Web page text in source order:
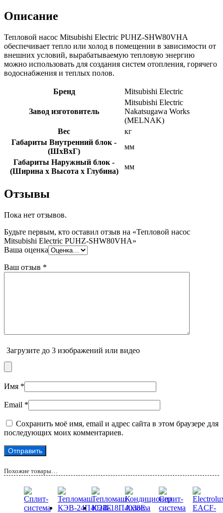
Описание
Тепловой насос Mitsubishi Electric PUHZ-SHW80VHA
обеспечивает тепло или холод в помещении в зависимости от
внешних условий, вырабатываемую тепловую энергию
можно использовать для создания систем отопления, горячего
водоснабжения и теплых полов.
Бренд Mitsubishi Electric
Завод изготовитель
Mitsubishi Electric
Nakatsugawa Works
(MELNAK)
Вес
кг
Габариты Внутренний блок -
(ШхВхГ)
мм
Габариты Наружный блок -
(Ширина х Высота х Глубина)
мм
Отзывы
Пока нет отзывов.
Будьте первым, кто оставил отзыв на «Тепловой насос
Mitsubishi Electric PUHZ-SHW80VHA»
Ваша оценка
Ваш отзыв *
Загрузите до 3 изображений или видео
Имя *
Email *
Сохранить моё имя, email и адрес сайта в этом браузере для
последующих моих комментариев.
Похожие товары…